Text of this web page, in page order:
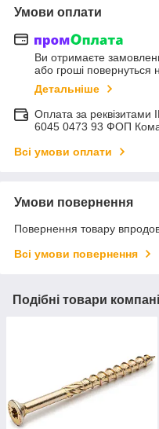
Умови оплати
Ви отримаєте
або гроші повернуться
Детальніше
Оплата за
6045 0473 93 ФОП
Всі умови оплати
Умови повернення
Повернення товару
Всі умови повернення
Подібні товари